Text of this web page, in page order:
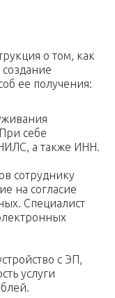
о том, как
ее получения:
себе
а также ИНН.
сотруднику
на согласие
Специалист
с ЭП,
услуги